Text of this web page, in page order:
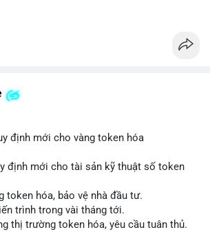
định mới cho vàng token hóa
định mới cho tài sản kỹ thuật số token
token hóa, bảo vệ nhà đầu tư.
trình trong vài tháng tới.
thị trường token hóa, yêu cầu tuân thủ.